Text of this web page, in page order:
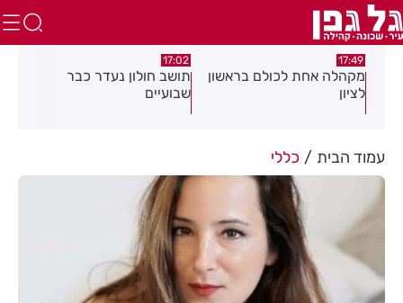
17:49
מקהלה אחת לכולם בראשון
לציון
17:02
תושב חולון נעדר כבר
שבועיים
עמוד הבית כללי